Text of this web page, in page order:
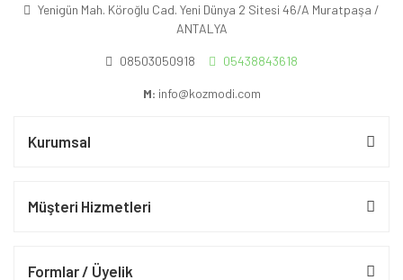
Yenigün Mah. Köroğlu Cad. Yeni Dünya 2 Sitesi 46/A Muratpaşa /
ANTALYA
08503050918 05438843618
M: info@kozmodi.com
Kurumsal
Müşteri Hizmetleri
Formlar / Üyelik